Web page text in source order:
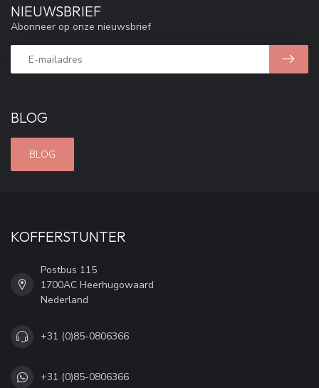
BLOG
BLOG
NIEUWSBRIEF
Abonneer op onze nieuwsbrief
KOFFERSTUNTER
Postbus 115
1700AC Heerhugowaard
Nederland
+31 (0)85-0806366
+31 (0)85-0806366